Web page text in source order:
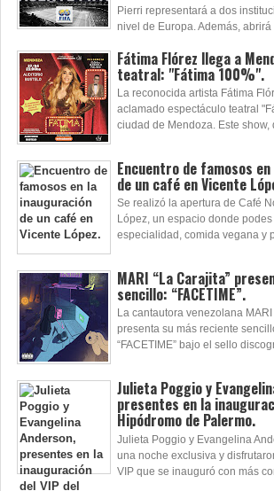
Pierri representará a dos
nivel de Europa. Además, abrirá
Fátima Flórez llega a
teatral: "Fátima 100%".
La reconocida artista Fátima
aclamado espectáculo teatral
ciudad de Mendoza. Este show,
Encuentro de famosos
de un café en Vicente
Se realizó la apertura de Café
López, un espacio donde
especialidad, comida vegana y
MARI “La Carajita”
sencillo: “FACETIME”.
La cantautora venezolana
presenta su más reciente
“FACETIME” bajo el sello
Julieta Poggio y
presentes en la
Hipódromo de Palermo.
Julieta Poggio y Evangelina
una noche exclusiva y
VIP que se inauguró con más